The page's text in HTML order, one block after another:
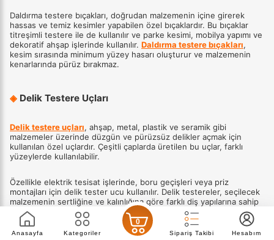
Anasayfa Kategoriler
0
Sipariş Takibi Hesabım
Daldırma testere bıçakları, doğrudan malzemenin içine girerek
hassas ve temiz kesimler yapabilen özel bıçaklardır. Bu bıçaklar
titreşimli testere ile de kullanılır ve parke kesimi, mobilya yapımı ve
dekoratif ahşap işlerinde kullanılır. Daldırma testere bıçakları,
kesim sırasında minimum yüzey hasarı oluşturur ve malzemenin
kenarlarında pürüz bırakmaz.
◈ Delik Testere Uçları
Delik testere uçları, ahşap, metal, plastik ve seramik gibi
malzemeler üzerinde düzgün ve pürüzsüz delikler açmak için
kullanılan özel uçlardır. Çeşitli çaplarda üretilen bu uçlar, farklı
yüzeylerde kullanılabilir.
Özellikle elektrik tesisat işlerinde, boru geçişleri veya priz
montajları için delik tester ucu kullanılır. Delik testereler, seçilecek
malzemenin sertliğine ve kalınlığına göre farklı diş yapılarına sahip
olabilir.